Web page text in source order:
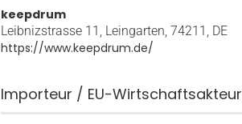
keepdrum
Leibnizstrasse 11, Leingarten, 74211, DE
https://www.keepdrum.de/
Importeur / EU-Wirtschaftsakteur